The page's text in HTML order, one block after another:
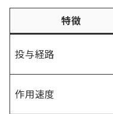
特徴
投与経路
作用速度